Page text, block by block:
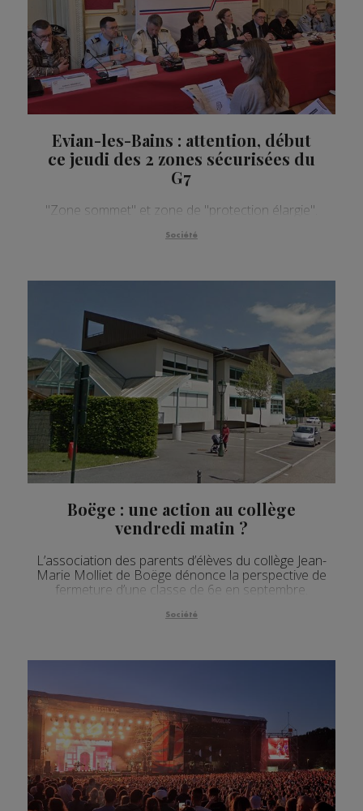
Evian-les-Bains : attention, début
ce jeudi des 2 zones sécurisées du
G7
"Zone sommet" et zone de "protection élargie".
Société
Boëge : une action au collège
vendredi matin ?
L’association des parents d’élèves du collège Jean-
Marie Molliet de Boëge dénonce la perspective de
fermeture d’une classe de 6e en septembre.
Société